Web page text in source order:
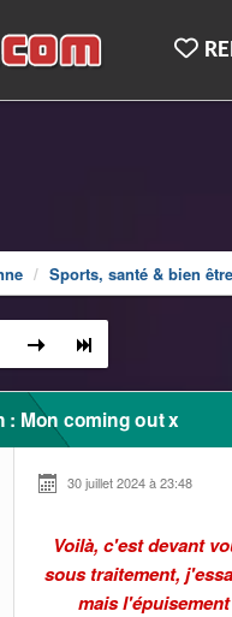
Sports, santé & bien être
: Mon coming out x
30 juillet 2024 à 23:48
Voilà, c'est devant
sous traitement,
mais